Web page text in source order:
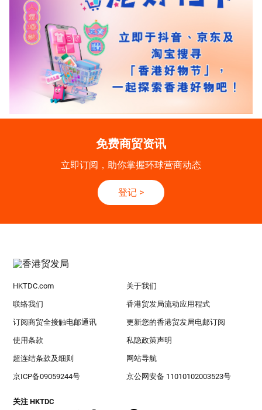
免费商贸资讯
立即订阅，助你掌握环球营商动态
登记 >
HKTDC.com 关于我们
联络我们 香港贸发局流动应用程式
订阅商贸全接触电邮通讯 更新您的香港贸发局电邮订阅
使用条款 私隐政策声明
超连结条款及细则 网站导航
京ICP备09059244号 京公网安备 11010102003523号
关注 HKTDC